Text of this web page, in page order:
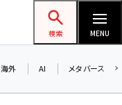
者フォーラム
検索 MENU
海外 AI メタバース